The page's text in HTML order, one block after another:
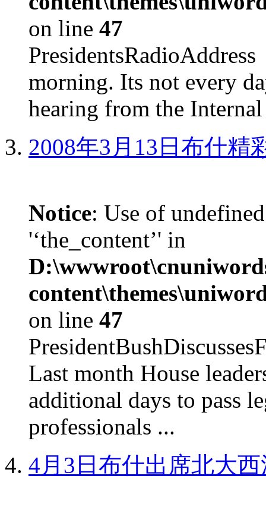
on line 47
morning. Its not every
hearing from the
2008年3月13日布什精
Notice: Use of
'‘the_content’' in
on line 47
Last month House
additional days to pass
professionals ...
4月3日布什出席北大